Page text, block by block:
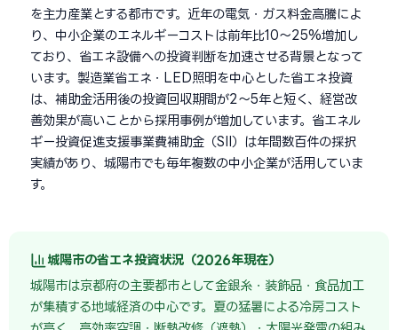
を主力産業とする都市です。近年の電気・ガス料金高騰によ
り、中小企業のエネルギーコストは前年比10〜25%増加し
ており、省エネ設備への投資判断を加速させる背景となって
います。製造業省エネ・LED照明を中心とした省エネ投資
は、補助金活用後の投資回収期間が2〜5年と短く、経営改
善効果が高いことから採用事例が増加しています。省エネル
ギー投資促進支援事業費補助金（SII）は年間数百件の採択
実績があり、城陽市でも毎年複数の中小企業が活用していま
す。
城陽市の省エネ投資状況（2026年現在）
城陽市は京都府の主要都市として金銀糸・装飾品・食品加工
が集積する地域経済の中心です。夏の猛暑による冷房コスト